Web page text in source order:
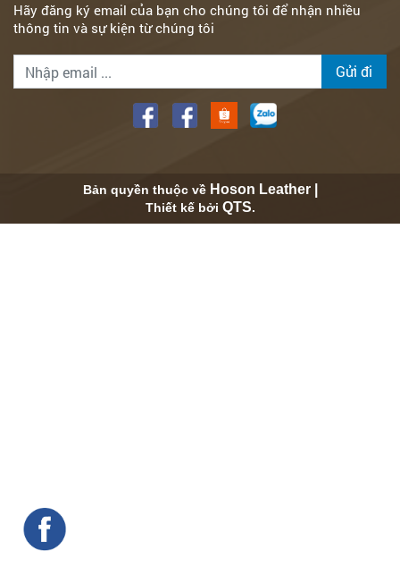
Hãy đăng ký email của bạn cho chúng tôi để nhận nhiều
thông tin và sự kiện từ chúng tôi
Gửi đi
Bản quyền thuộc về Hoson Leather |
Thiết kế bởi QTS.